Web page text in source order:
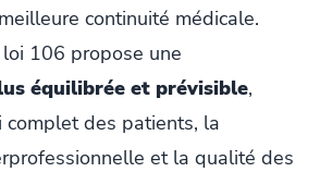
continuité médicale.
106 propose une
équilibrée et prévisible,
des patients, la
et la qualité des